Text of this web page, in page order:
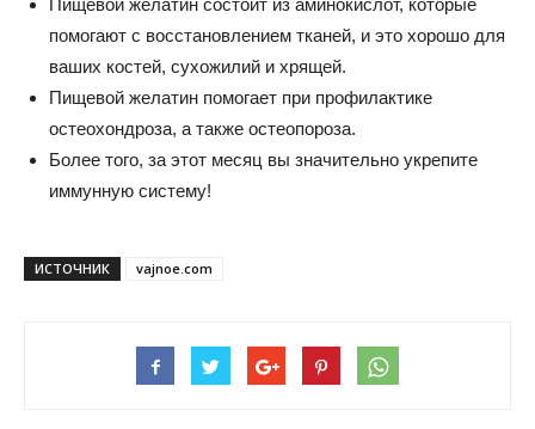
Пищевой желатин состоит из аминокислот, которые
помогают с восстановлением тканей, и это хорошо для
ваших костей, сухожилий и хрящей.
Пищевой желатин помогает при профилактике
остеохондроза, а также остеопороза.
Более того, за этот месяц вы значительно укрепите
иммунную систему!
ИСТОЧНИК vajnoe.com